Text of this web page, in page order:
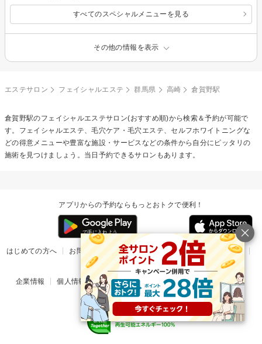
すべてのスペシャルメニューを見る
その他の情報を表示
エステサロン フェイシャルエステ 群馬県 高崎 倉賀野駅
倉賀野駅のフェイシャルエステサロン(おすすめ順)から検索＆予約が可能で
す。フェイシャルエステ、毛穴ケア・毛穴エステ、セルフホワイトニングな
どの得意メニューや豊富な施設・サービスなどの条件から自分にピッタリの
施術を見つけましょう。当日予約できるサロンもあります。
アプリからの予約ならもっとおトクで便利！
はじめての方へ お問い合わせ ヘルプ リリース情報
利用規約
掲載ご希望のサロン様
企業情報 個人情報保護方針 楽天のサービス一覧 アプリ一覧
© Rakuten Group, Inc.